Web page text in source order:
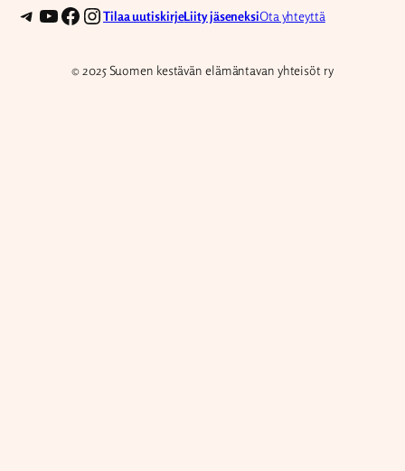
Telegram
YouTube
Facebook
Instagram
Tilaa uutiskirjeLiity jäseneksiOta yhteyttä
© 2025 Suomen kestävän elämäntavan yhteisöt ry